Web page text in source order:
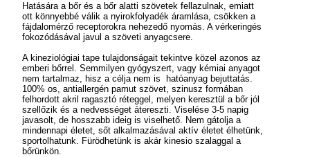
Hatására a bőr és a bőr alatti szövetek fellazulnak, emiatt
ott könnyebbé válik a nyirokfolyadék áramlása, csökken a
fájdalomérző receptorokra nehezedő nyomás. A vérkeringés
fokozódásával javul a szöveti anyagcsere.
A kineziológiai tape tulajdonságait tekintve közel azonos az
emberi bőrrel. Semmilyen gyógyszert, vagy kémiai anyagot
nem tartalmaz, hisz a célja nem is hatóanyag bejuttatás.
100% os, antiallergén pamut szövet, szinusz formában
felhordott akril ragasztó réteggel, melyen keresztül a bőr jól
szellőzik és a nedvességet átereszti. Viselése 3-5 napig
javasolt, de hosszabb ideig is viselhető. Nem gátolja a
mindennapi életet, sőt alkalmazásával aktív életet élhetünk,
sportolhatunk. Fürödhetünk is akár kinesio szalaggal a
bőrünkön.